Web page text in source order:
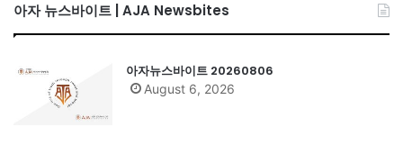
아자 뉴스바이트 | AJA Newsbites
아자뉴스바이트 20260806
August 6, 2026